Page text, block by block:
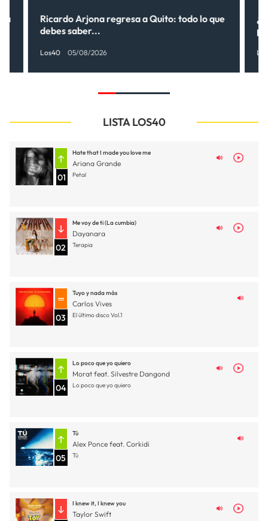
Ricardo Arjona regresa a Quito: todo lo que
debes saber...
Los40 05/08/2026
LISTA LOS40
01
Hate that I made you love me
Ariana Grande
Petal
02
Me voy de ti (La cumbia)
Dayanara
Terapia
03
Tuyo y nada más
Carlos Vives
El último disco Vol.1
04
Lo poco que yo quiero
Morat feat. Silvestre Dangond
Lo poco que yo quiero
05
Tú
Alex Ponce feat. Corkidi
Tú
I knew it, I knew you
Taylor Swift